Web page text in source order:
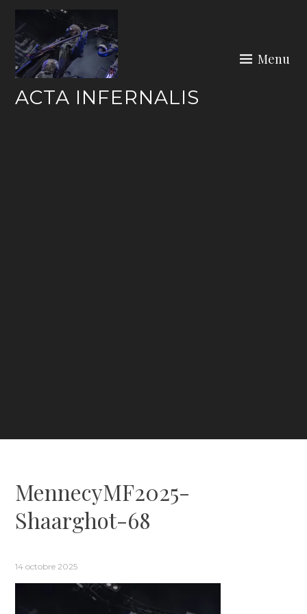
Skip
content
ACTA INFERNALIS
Menu
MennecyMF2025-
Shaarghot-68
14 octobre 2025